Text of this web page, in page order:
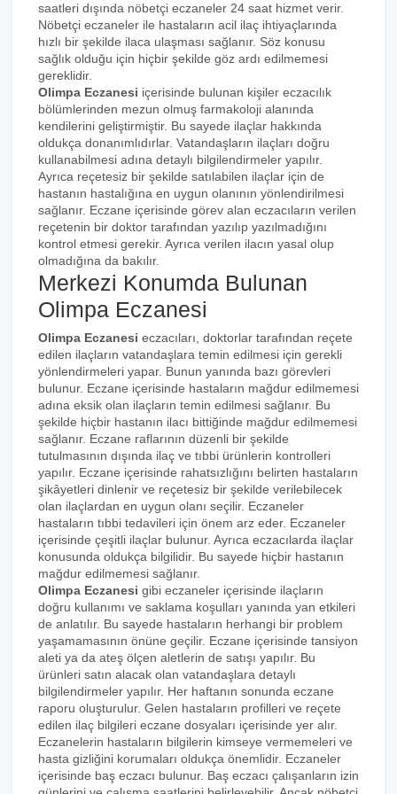
saatleri dışında nöbetçi eczaneler 24 saat hizmet verir.
Nöbetçi eczaneler ile hastaların acil ilaç ihtiyaçlarında
hızlı bir şekilde ilaca ulaşması sağlanır. Söz konusu
sağlık olduğu için hiçbir şekilde göz ardı edilmemesi
gereklidir.
Olimpa Eczanesi içerisinde bulunan kişiler eczacılık
bölümlerinden mezun olmuş farmakoloji alanında
kendilerini geliştirmiştir. Bu sayede ilaçlar hakkında
oldukça donanımlıdırlar. Vatandaşların ilaçları doğru
kullanabilmesi adına detaylı bilgilendirmeler yapılır.
Ayrıca reçetesiz bir şekilde satılabilen ilaçlar için de
hastanın hastalığına en uygun olanının yönlendirilmesi
sağlanır. Eczane içerisinde görev alan eczacıların verilen
reçetenin bir doktor tarafından yazılıp yazılmadığını
kontrol etmesi gerekir. Ayrıca verilen ilacın yasal olup
olmadığına da bakılır.
Merkezi Konumda Bulunan
Olimpa Eczanesi
Olimpa Eczanesi eczacıları, doktorlar tarafından reçete
edilen ilaçların vatandaşlara temin edilmesi için gerekli
yönlendirmeleri yapar. Bunun yanında bazı görevleri
bulunur. Eczane içerisinde hastaların mağdur edilmemesi
adına eksik olan ilaçların temin edilmesi sağlanır. Bu
şekilde hiçbir hastanın ilacı bittiğinde mağdur edilmemesi
sağlanır. Eczane raflarının düzenli bir şekilde
tutulmasının dışında ilaç ve tıbbi ürünlerin kontrolleri
yapılır. Eczane içerisinde rahatsızlığını belirten hastaların
şikâyetleri dinlenir ve reçetesiz bir şekilde verilebilecek
olan ilaçlardan en uygun olanı seçilir. Eczaneler
hastaların tıbbi tedavileri için önem arz eder. Eczaneler
içerisinde çeşitli ilaçlar bulunur. Ayrıca eczacılarda ilaçlar
konusunda oldukça bilgilidir. Bu sayede hiçbir hastanın
mağdur edilmemesi sağlanır.
Olimpa Eczanesi gibi eczaneler içerisinde ilaçların
doğru kullanımı ve saklama koşulları yanında yan etkileri
de anlatılır. Bu sayede hastaların herhangi bir problem
yaşamamasının önüne geçilir. Eczane içerisinde tansiyon
aleti ya da ateş ölçen aletlerin de satışı yapılır. Bu
ürünleri satın alacak olan vatandaşlara detaylı
bilgilendirmeler yapılır. Her haftanın sonunda eczane
raporu oluşturulur. Gelen hastaların profilleri ve reçete
edilen ilaç bilgileri eczane dosyaları içerisinde yer alır.
Eczanelerin hastaların bilgilerin kimseye vermemeleri ve
hasta gizliğini korumaları oldukça önemlidir. Eczaneler
içerisinde baş eczacı bulunur. Baş eczacı çalışanların izin